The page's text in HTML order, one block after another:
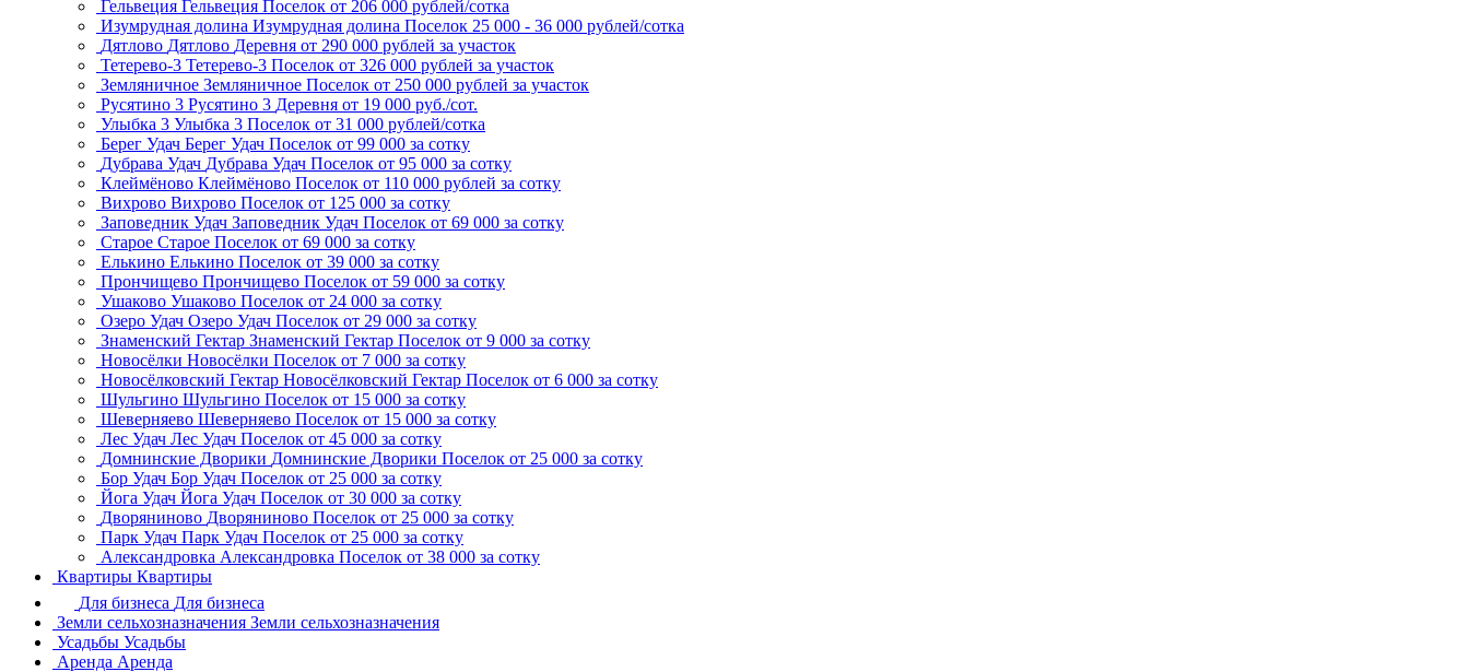
Гельвеция Гельвеция Поселок от 206 000 рублей/сотка
Изумрудная долина Изумрудная долина Поселок 25 000 - 36 000 рублей/сотка
Дятлово Дятлово Деревня от 290 000 рублей за участок
Тетерево-3 Тетерево-3 Поселок от 326 000 рублей за участок
Земляничное Земляничное Поселок от 250 000 рублей за участок
Русятино 3 Русятино 3 Деревня от 19 000 руб./сот.
Улыбка 3 Улыбка 3 Поселок от 31 000 рублей/сотка
Берег Удач Берег Удач Поселок от 99 000 за сотку
Дубрава Удач Дубрава Удач Поселок от 95 000 за сотку
Клеймёново Клеймёново Поселок от 110 000 рублей за сотку
Вихрово Вихрово Поселок от 125 000 за сотку
Заповедник Удач Заповедник Удач Поселок от 69 000 за сотку
Старое Старое Поселок от 69 000 за сотку
Елькино Елькино Поселок от 39 000 за сотку
Прончищево Прончищево Поселок от 59 000 за сотку
Ушаково Ушаково Поселок от 24 000 за сотку
Озеро Удач Озеро Удач Поселок от 29 000 за сотку
Знаменский Гектар Знаменский Гектар Поселок от 9 000 за сотку
Новосёлки Новосёлки Поселок от 7 000 за сотку
Новосёлковский Гектар Новосёлковский Гектар Поселок от 6 000 за сотку
Шульгино Шульгино Поселок от 15 000 за сотку
Шеверняево Шеверняево Поселок от 15 000 за сотку
Лес Удач Лес Удач Поселок от 45 000 за сотку
Домнинские Дворики Домнинские Дворики Поселок от 25 000 за сотку
Бор Удач Бор Удач Поселок от 25 000 за сотку
Йога Удач Йога Удач Поселок от 30 000 за сотку
Дворяниново Дворяниново Поселок от 25 000 за сотку
Парк Удач Парк Удач Поселок от 25 000 за сотку
Александровка Александровка Поселок от 38 000 за сотку
Квартиры Квартиры
Для бизнеса Для бизнеса
Земли сельхозназначения Земли сельхозназначения
Усадьбы Усадьбы
Аренда Аренда